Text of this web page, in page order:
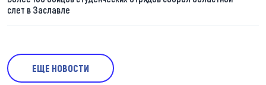
слет в Заславле
ЕЩЕ НОВОСТИ